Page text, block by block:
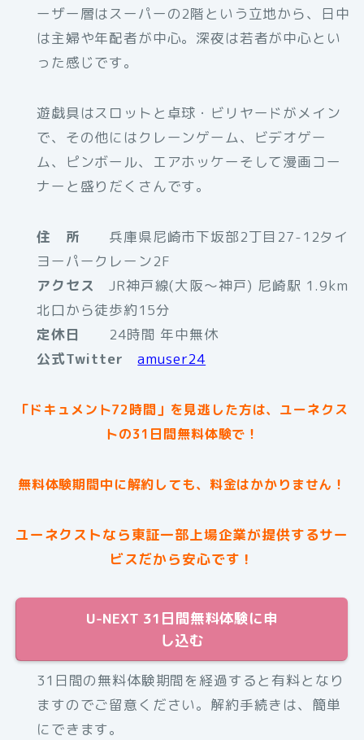
ーザー層はスーパーの2階という立地から、日中
は主婦や年配者が中心。深夜は若者が中心とい
った感じです。
遊戯具はスロットと卓球・ビリヤードがメイン
で、その他にはクレーンゲーム、ビデオゲー
ム、ピンボール、エアホッケーそして漫画コー
ナーと盛りだくさんです。
住 所 兵庫県尼崎市下坂部2丁目27-12タイ
ヨーパークレーン2F
アクセス
JR神戸線(大阪～神戸) 尼崎駅 1.9km
北口から徒歩約15分
定休日
24時間 年中無休
公式Twitter
amuser24
「ドキュメント72時間」を見逃した方は、ユーネクス
トの31日間無料体験で！
無料体験期間中に解約しても、料金はかかりません！
ユーネクストなら東証一部上場企業が提供するサー
ビスだから安心です！
U-NEXT 31日間無料体験に申
し込む
31日間の無料体験期間を経過すると有料となり
ますのでご留意ください。解約手続きは、簡単
にできます。